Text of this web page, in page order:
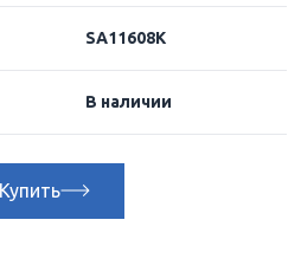
SA11608K
В наличии
Купить